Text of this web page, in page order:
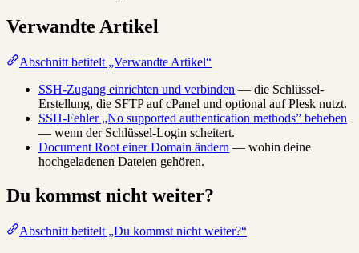
Verwandte Artikel
Abschnitt betitelt „Verwandte Artikel“
SSH-Zugang einrichten und verbinden — die Schlüssel-
Erstellung, die SFTP auf cPanel und optional auf Plesk nutzt.
SSH-Fehler „No supported authentication methods” beheben
— wenn der Schlüssel-Login scheitert.
Document Root einer Domain ändern — wohin deine
hochgeladenen Dateien gehören.
Du kommst nicht weiter?
Abschnitt betitelt „Du kommst nicht weiter?“